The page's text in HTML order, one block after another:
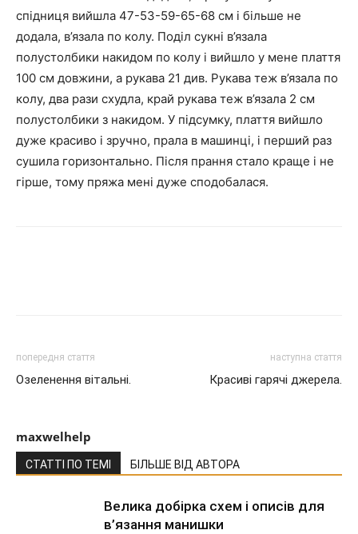
спідниця вийшла 47-53-59-65-68 см і більше не
додала, в’язала по колу. Поділ сукні в’язала
полустолбики накидом по колу і вийшло у мене плаття
100 см довжини, а рукава 21 див. Рукава теж в’язала по
колу, два рази схудла, край рукава теж в’язала 2 см
полустолбики з накидом. У підсумку, плаття вийшло
дуже красиво і зручно, прала в машинці, і перший раз
сушила горизонтально. Після прання стало краще і не
гірше, тому пряжа мені дуже сподобалася.
попередня стаття
Озеленення вітальні.
наступна стаття
Красиві гарячі джерела.
maxwelhelp
СТАТТІ ПО ТЕМІ БІЛЬШЕ ВІД АВТОРА
Велика добірка схем і описів для
в’язання манишки